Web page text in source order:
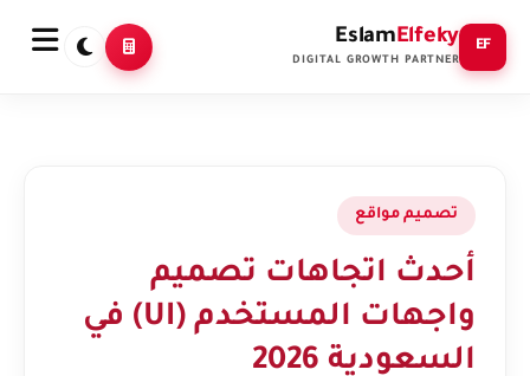
EF
EslamElfeky
DIGITAL GROWTH PARTNER
تصميم مواقع
أحدث اتجاهات تصميم
واجهات المستخدم (UI) في
السعودية 2026